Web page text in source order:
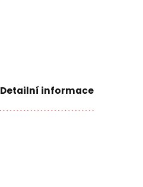
Detailní informace